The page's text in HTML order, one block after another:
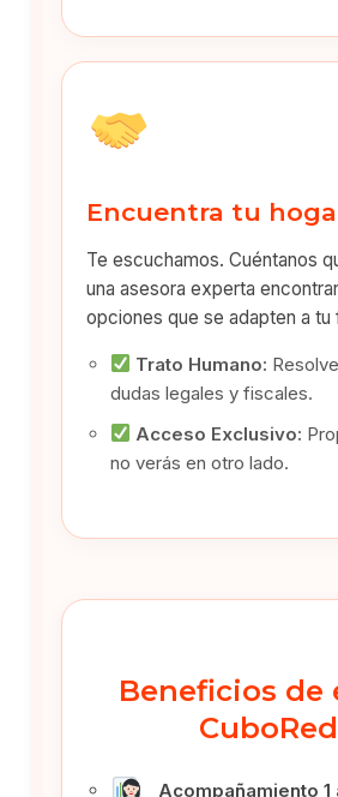
Encuentra tu
Te escuchamos. Cuéntanos
una asesora experta
opciones que se adapten a tu
Trato Humano:
dudas legales y fiscales.
Acceso Exclusivo:
no verás en otro lado.
Beneficios de
CuboRed
Acompañamiento 1